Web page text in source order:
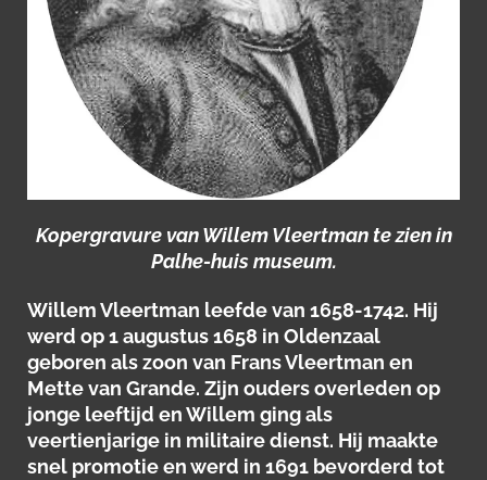
Kopergravure van Willem Vleertman te zien in
Palhe-huis museum.
Willem Vleertman leefde van 1658-1742. Hij
werd op 1 augustus 1658 in Oldenzaal
geboren als zoon van Frans Vleertman en
Mette van Grande. Zijn ouders overleden op
jonge leeftijd en Willem ging als
veertienjarige in militaire dienst. Hij maakte
snel promotie en werd in 1691 bevorderd tot